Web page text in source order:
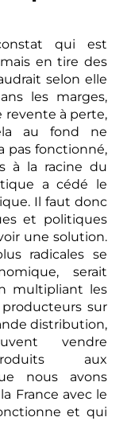
qui est
en tire des
selon elle
les marges,
revente à perte,
au fond ne
pas fonctionné,
à la racine du
a cédé le
Il faut donc
et politiques
une solution.
radicales se
serait
multipliant les
sur
distribution,
vendre
aux
nous avons
France avec le
et qui